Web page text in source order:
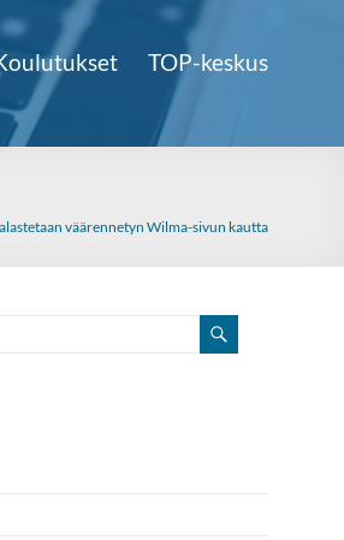
TOP-keskus
väärennetyn Wilma-sivun kautta